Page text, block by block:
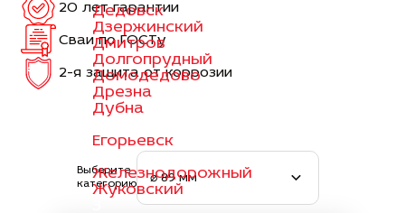
Дедовск
Дзержинский
Дмитров
Долгопрудный
Домодедово
Дрезна
Дубна
Егорьевск
Железнодорожный
Жуковский
20 лет гарантии
Сваи по ГОСТу
2-я защита от коррозии
Выберите
категорию
⌀ 89 мм